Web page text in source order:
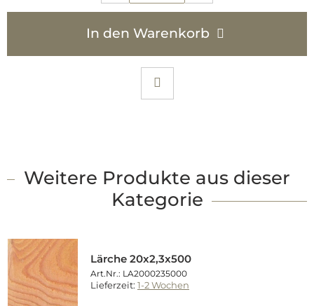
In den Warenkorb
Weitere Produkte aus dieser
Kategorie
Lärche 20x2,3x500
Art.Nr.: LA2000235000
Lieferzeit: 1-2 Wochen